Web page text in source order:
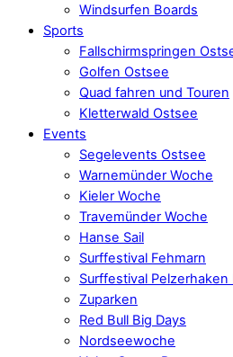
Windsurfen Boards
Sports
Fallschirmspringen
Golfen Ostsee
Quad fahren und Touren
Kletterwald Ostsee
Events
Segelevents Ostsee
Warnemünder Woche
Kieler Woche
Travemünder Woche
Hanse Sail
Surffestival Fehmarn
Surffestival
Zuparken
Red Bull Big Days
Nordseewoche